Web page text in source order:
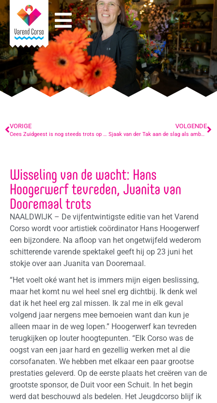
VORIGE
Cees Zuidgeest is nog steeds trots op zijn geesteskind
VOLGENDE
Sjaak van der Tak aan de slag als ambassadeur voor Varend Corso: “Ik ga zeker 40 bedrijven bellen”
Wisseling van de wacht: Hans
Hoogerwerf tevreden, Juanita van
Dooremaal trots
NAALDWIJK – De vijfentwintigste editie van het Varend
Corso wordt voor artistiek coördinator Hans Hoogerwerf
een bijzondere. Na afloop van het ongetwijfeld wederom
schitterende varende spektakel geeft hij op 23 juni het
stokje over aan Juanita van Dooremaal.
“Het voelt oké want het is immers mijn eigen beslissing,
maar het komt nu wel heel snel erg dichtbij. Ik denk wel
dat ik het heel erg zal missen. Ik zal me in elk geval
volgend jaar nergens mee bemoeien want dan kun je
alleen maar in de weg lopen.” Hoogerwerf kan tevreden
terugkijken op louter hoogtepunten. “Elk Corso was de
oogst van een jaar hard en gezellig werken met al die
corsofanaten. We hebben met elkaar een paar grootse
prestaties geleverd. Op de eerste plaats het creëren van de
grootste sponsor, de Duit voor een Schuit. In het begin
werd dat beschouwd als bedelen. Het Jeugdcorso blijf ik